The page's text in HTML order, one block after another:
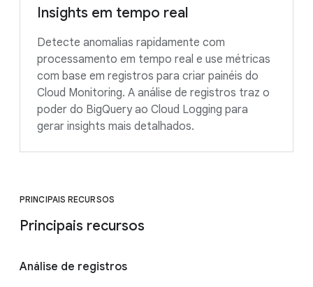
Insights em tempo real
Detecte anomalias rapidamente com
processamento em tempo real e use métricas
com base em registros para criar painéis do
Cloud Monitoring. A análise de registros traz o
poder do BigQuery ao Cloud Logging para
gerar insights mais detalhados.
PRINCIPAIS RECURSOS
Principais recursos
Análise de registros